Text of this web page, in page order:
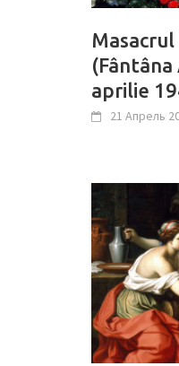
(Fântâna
aprilie
21 Апрель